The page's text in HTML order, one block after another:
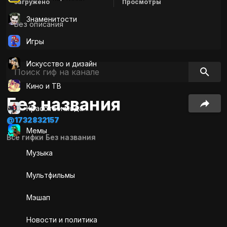
Знаменитости
Игры
Искусcтво и дизайн
Кино и ТВ
Красота и мода
Мемы
Музыка
Мультфильмы
Мэшап
Новости и политика
Загружено Просмотры
Без описания
Без названия
@1732832157
Все гифки Без названия